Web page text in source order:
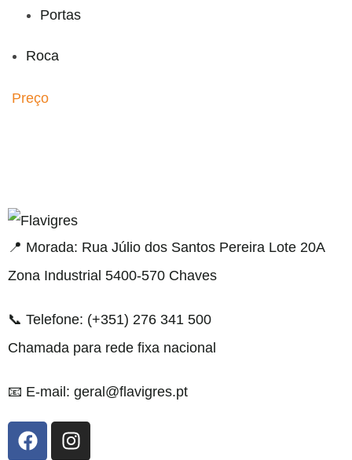
Portas
Roca
Preço
resmi adresi
📍 Morada: Rua Júlio dos Santos Pereira Lote 20A
Zona Industrial 5400-570 Chaves
📞 Telefone: (+351) 276 341 500
Chamada para rede fixa nacional
📧 E-mail: geral@flavigres.pt